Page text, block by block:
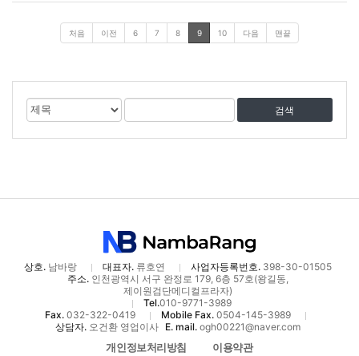
처음 이전 6 7 8 9 10 다음 맨끝
게
물
검
색
대
검
어
상호.남바랑 대표자.류호연 사업자등록번호.398-30-01505
주소.인천광역시 서구 완정로 179, 6층 57호(왕길동,
제이원검단메디컬프라자)
Tel.010-9771-3989
Fax. 032-322-0419 Mobile Fax. 0504-145-3989
상담자.오건환 영업이사 E. mail.ogh00221@naver.com
개인정보처리방침 이용약관